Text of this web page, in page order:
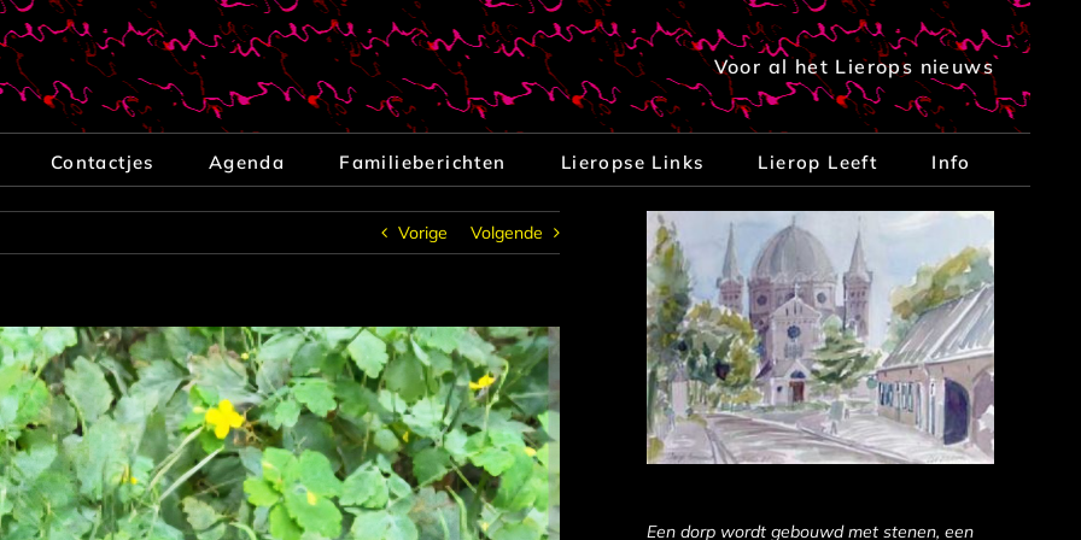
Voor al het Lierops nieuws
Contactjes Agenda Familieberichten Lieropse Links Lierop Leeft Info
Vorige Volgende
Een dorp wordt gebouwd met stenen, een